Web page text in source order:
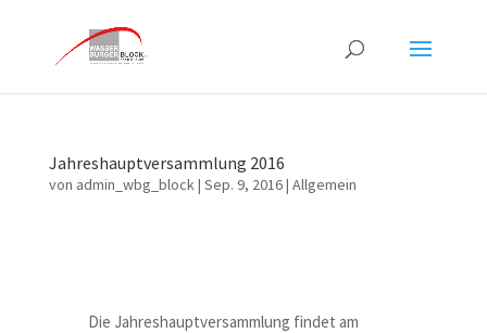
Jahreshauptversammlung 2016
von admin_wbg_block| Sep. 9, 2016| Allgemein
Die Jahreshauptversammlung findet am